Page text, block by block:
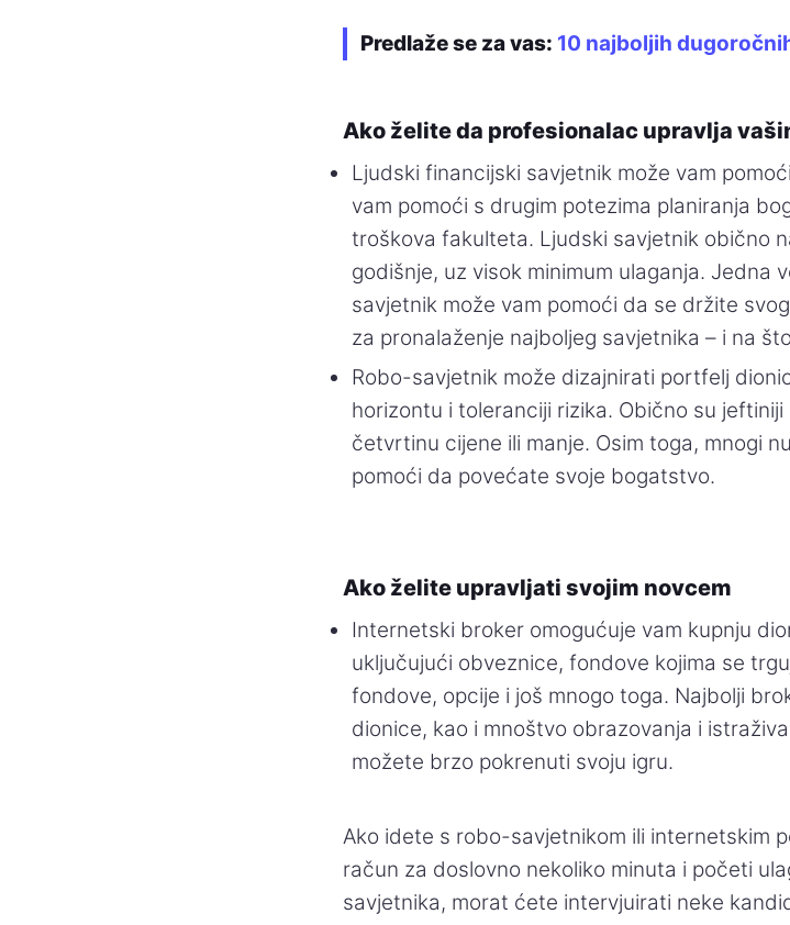
Predlaže se za vas: 10 najboljih
Ako želite da profesionalac upravlja
Ljudski financijski savjetnik može vam
vam pomoći s drugim potezima planiranja
troškova fakulteta. Ljudski savjetnik obično
godišnje, uz visok minimum ulaganja. Jedna
savjetnik može vam pomoći da se držite
za pronalaženje najboljeg savjetnika – i na
Robo-savjetnik može dizajnirati portfelj
horizontu i toleranciji rizika. Obično su
četvrtinu cijene ili manje. Osim toga, mnogi
pomoći da povećate svoje bogatstvo.
Ako želite upravljati svojim novcem
Internetski broker omogućuje vam kupnju
uključujući obveznice, fondove kojima se
fondove, opcije i još mnogo toga. Najbolji
dionice, kao i mnoštvo obrazovanja i
možete brzo pokrenuti svoju igru.
Ako idete s robo-savjetnikom ili internetskim
račun za doslovno nekoliko minuta i početi
savjetnika, morat ćete intervjuirati neke